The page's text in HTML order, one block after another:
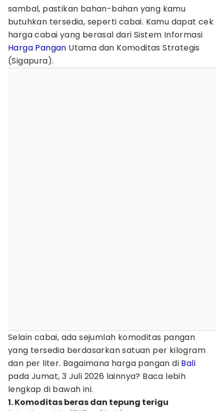
sambal, pastikan bahan-bahan yang kamu
butuhkan tersedia, seperti cabai. Kamu dapat cek
harga cabai yang berasal dari Sistem Informasi
Harga Pangan Utama dan Komoditas Strategis
(Sigapura).
Selain cabai, ada sejumlah komoditas pangan
yang tersedia berdasarkan satuan per kilogram
dan per liter. Bagaimana harga pangan di Bali
pada Jumat, 3 Juli 2026 lainnya? Baca lebih
lengkap di bawah ini.
1. Komoditas beras dan tepung terigu